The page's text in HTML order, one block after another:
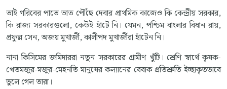
তাই গরিবের পাতে ভাত পৌঁছে দেবার প্রাথমিক কাজেও কি কেন্দ্রীয় সরকার,
কি রাজ্য সরকারগুলো, কেউই হাঁটে নি। যেমন, পশ্চিম বাংলার বিধান রায়,
প্রফুল্ল সেন, অজয় মুখার্জী, কালীপদ মুখার্জীরা হাঁটেন নি।
নানা কিসিমের জমিদাররা নতুন সরকারের গ্রামীণ খুঁটি। শ্রেণি স্বার্থে কৃষক-
খেতমজুর-মজুর-মেহনতি মানুষের কল্যানের বেবাক প্রতিশ্রুতি ইচ্ছাকৃতভাবে
ভুলে গেল তারা।